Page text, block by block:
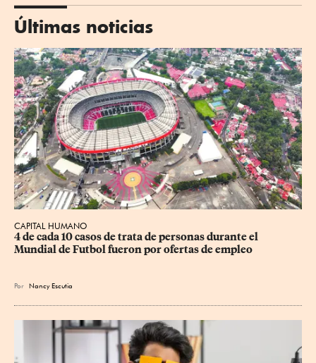
Últimas noticias
CAPITAL HUMANO
4 de cada 10 casos de trata de personas durante el
Mundial de Futbol fueron por ofertas de empleo
Por Nancy Escutia